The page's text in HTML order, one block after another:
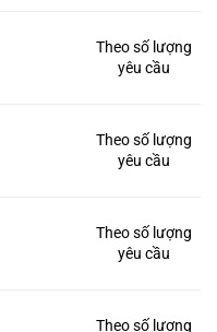
Theo số lượng
yêu cầu
Theo số lượng
yêu cầu
Theo số lượng
yêu cầu
Theo số lượng